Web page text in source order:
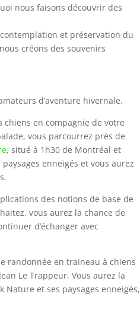
nous faisons découvrir des
et préservation du
créons des souvenirs
d’aventure hivernale.
en compagnie de votre
vous parcourrez près de
, situé à 1h30 de Montréal et
enneigés et vous aurez
des notions de base de
vous aurez la chance de
d’échanger avec
randonnée en traineau à chiens
Le Trappeur. Vous aurez la
et ses paysages enneigés,